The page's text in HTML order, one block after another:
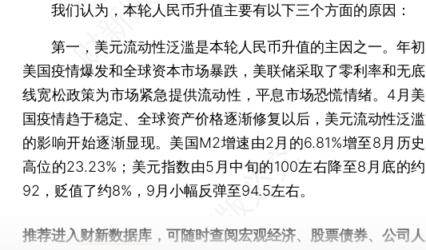
我们认为，本轮人民币升值主要有以下三个方面的原因：
第一，美元流动性泛滥是本轮人民币升值的主因之一。年初
美国疫情爆发和全球资本市场暴跌，美联储采取了零利率和无底
线宽松政策为市场紧急提供流动性，平息市场恐慌情绪。4月美
国疫情趋于稳定、全球资产价格逐渐修复以后，美元流动性泛滥
的影响开始逐渐显现。美国M2增速由2月的6.81%增至8月历史
高位的23.23%；美元指数由5月中旬的100左右降至8月底的约
92，贬值了约8%，9月小幅反弹至94.5左右。
推荐进入财新数据库 ，可随时查阅宏观经济、股票债券、公司人